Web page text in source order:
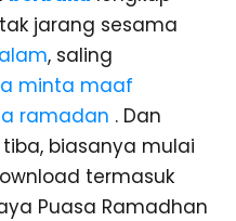
jarang sesama
, saling
minta maaf
ramadan . Dan
biasanya mulai
termasuk
Puasa Ramadhan